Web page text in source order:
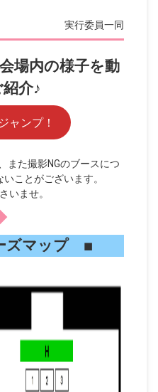
実行委員一同
場内の様子を動
介♪
ャンプ！
また撮影NGのブースにつ
ことがございます。
いませ。
ズマップ ■